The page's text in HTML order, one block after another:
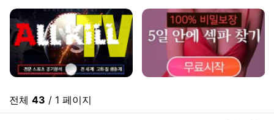
전체 43 / 1 페이지